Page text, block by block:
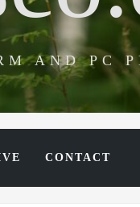
AND PC
CONTACT